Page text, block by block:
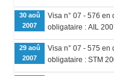
30 aoû
2007
Visa n° 07 - 576
obligataire : AIL
29 aoû
2007
Visa n° 07 - 575
obligataire : STM